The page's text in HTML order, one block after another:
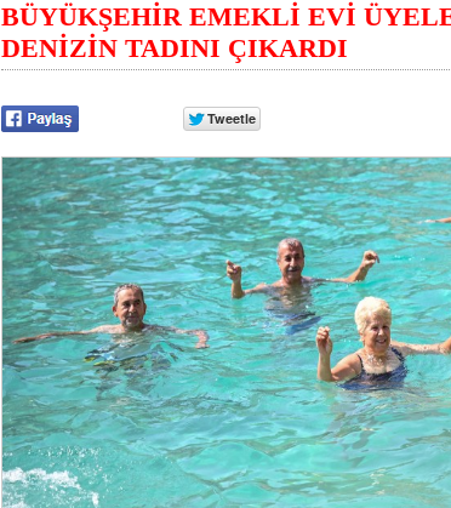
BÜYÜKŞEHİR EMEKLİ EVİ
DENİZİN TADINI ÇIKARDI